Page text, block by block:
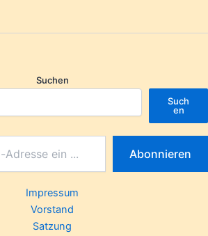
Suchen
Such
en
Abonnieren
Impressum
Vorstand
Satzung